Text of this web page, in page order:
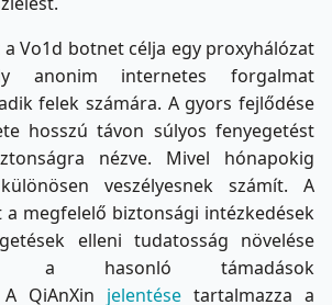
Vo1d botnet célja egy proxyhálózat
anonim internetes forgalmat
felek számára. A gyors fejlődése
hosszú távon súlyos fenyegetést
nézve. Mivel hónapokig
veszélyesnek számít. A
megfelelő biztonsági intézkedések
elleni tudatosság növelése
a hasonló támadások
QiAnXin jelentése tartalmazza a